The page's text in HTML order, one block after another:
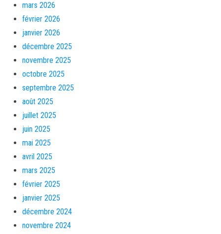
mars 2026
février 2026
janvier 2026
décembre 2025
novembre 2025
octobre 2025
septembre 2025
août 2025
juillet 2025
juin 2025
mai 2025
avril 2025
mars 2025
février 2025
janvier 2025
décembre 2024
novembre 2024